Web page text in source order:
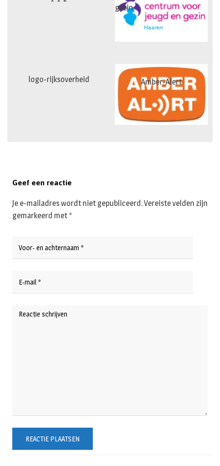
gezin
logo-rijksoverheid Amber-Alert
Geef een reactie
Je e-mailadres wordt niet gepubliceerd.Vereiste velden zijn
gemarkeerd met *